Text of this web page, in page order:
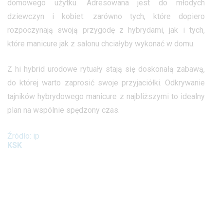
domowego użytku. Adresowana jest do młodych
dziewczyn i kobiet: zarówno tych, które dopiero
rozpoczynają swoją przygodę z hybrydami, jak i tych,
które manicure jak z salonu chciałyby wykonać w domu.
Z hi hybrid urodowe rytuały stają się doskonałą zabawą,
do której warto zaprosić swoje przyjaciółki. Odkrywanie
tajników hybrydowego manicure z najbliższymi to idealny
plan na wspólnie spędzony czas.
Źródło: ip
KSK